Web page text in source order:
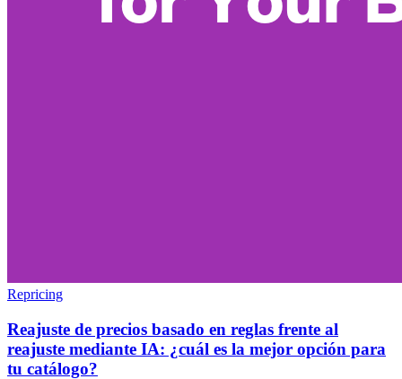
Repricing
Reajuste de precios basado en reglas frente al
reajuste mediante IA: ¿cuál es la mejor opción para
tu catálogo?